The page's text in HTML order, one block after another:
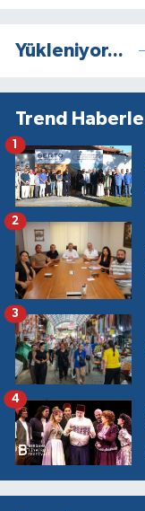
Yükleniyor...
Trend
1
2
3
4